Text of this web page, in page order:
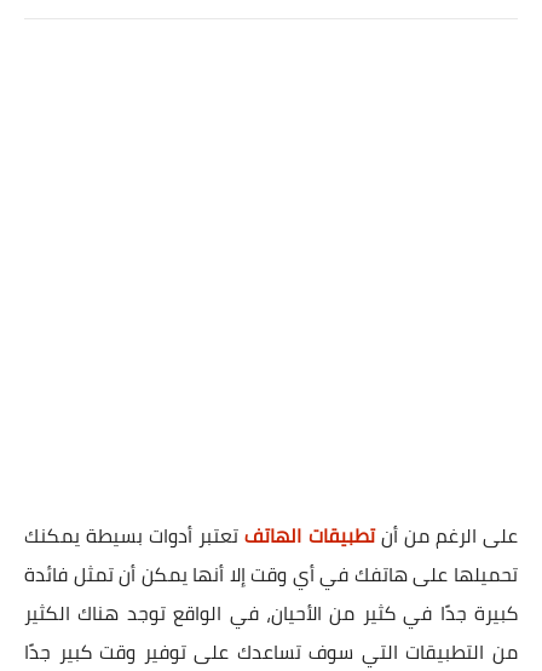
على الرغم من أنتطبيقات الهاتفتعتبر أدوات بسيطة يمكنك
تحميلها على هاتفك في أي وقت إلا أنها يمكن أن تمثل فائدة
كبيرة جدًا في كثير من الأحيان، في الواقع توجد هناك الكثير
من التطبيقات التي سوف تساعدك على توفير وقت كبير جدًا